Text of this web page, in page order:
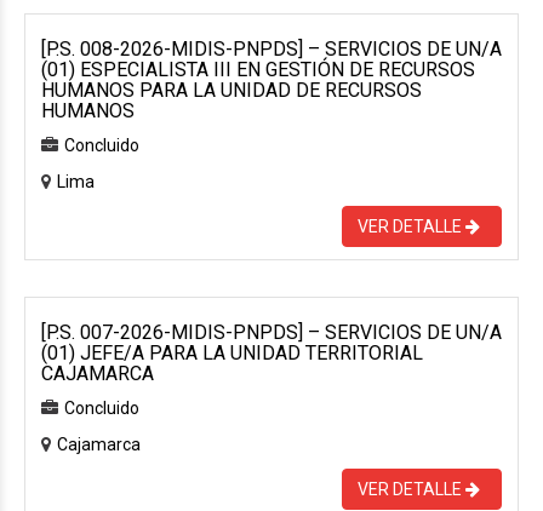
[P.S. 008-2026-MIDIS-PNPDS] – SERVICIOS DE UN/A
(01) ESPECIALISTA III EN GESTIÓN DE RECURSOS
HUMANOS PARA LA UNIDAD DE RECURSOS
HUMANOS
Concluido
Lima
VER DETALLE
[P.S. 007-2026-MIDIS-PNPDS] – SERVICIOS DE UN/A
(01) JEFE/A PARA LA UNIDAD TERRITORIAL
CAJAMARCA
Concluido
Cajamarca
VER DETALLE